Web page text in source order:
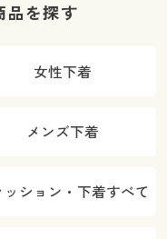
品を探す
女性下着
メンズ下着
ッション・下着すべて